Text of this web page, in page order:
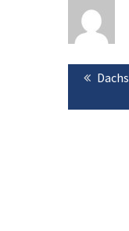
de
artigos